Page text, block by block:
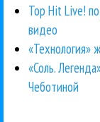
Top Hit Live!
видео
«Технология»
«Соль.
Чеботиной